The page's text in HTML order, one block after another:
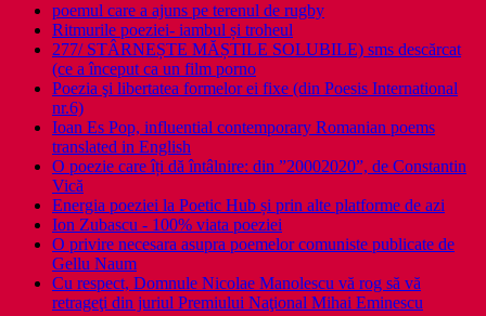
poemul care a ajuns pe terenul de rugby
Ritmurile poeziei- iambul și troheul
277/ STÂRNEȘTE MĂȘTILE SOLUBILE) sms descărcat
(ce a început ca un film porno
Poezia şi libertatea formelor ei fixe (din Poesis International
nr.6)
Ioan Es Pop, influential contemporary Romanian poems
translated in English
O poezie care îți dă întâlnire: din ”20002020”, de Constantin
Vică
Energia poeziei la Poetic Hub și prin alte platforme de azi
Ion Zubascu - 100% viata poeziei
O privire necesara asupra poemelor comuniste publicate de
Gellu Naum
Cu respect, Domnule Nicolae Manolescu vă rog să vă
retrageţi din juriul Premiului Naţional Mihai Eminescu